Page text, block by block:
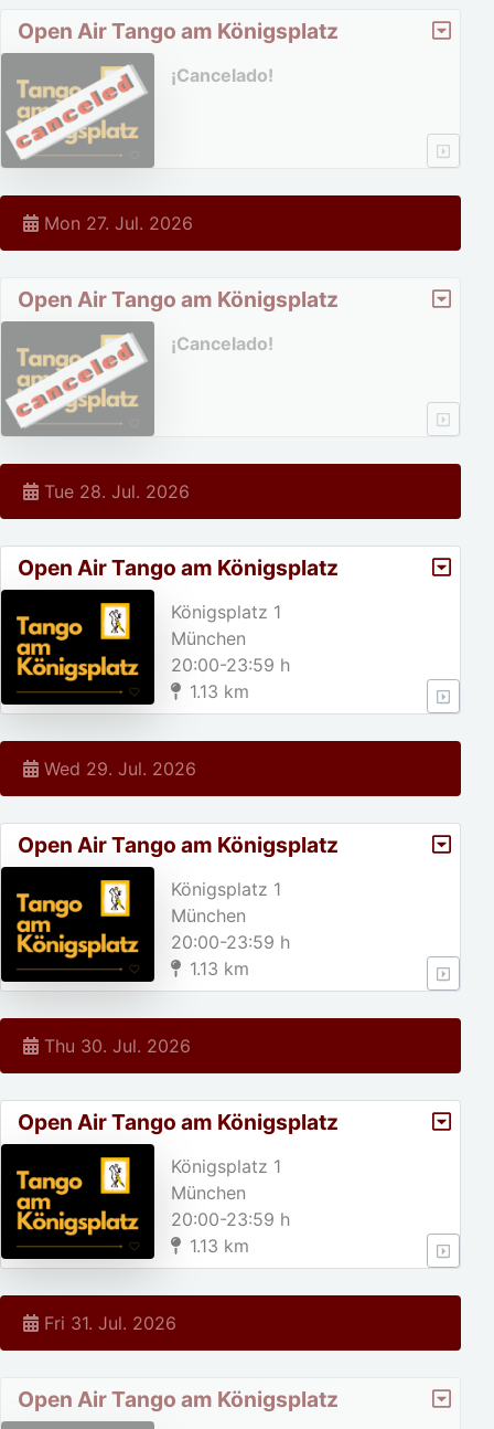
Open Air Tango am Königsplatz
¡Cancelado!
Mon 27. Jul. 2026
Open Air Tango am Königsplatz
¡Cancelado!
Tue 28. Jul. 2026
Open Air Tango am Königsplatz
Königsplatz 1
München
20:00-23:59 h
1.13 km
Wed 29. Jul. 2026
Open Air Tango am Königsplatz
Königsplatz 1
München
20:00-23:59 h
1.13 km
Thu 30. Jul. 2026
Open Air Tango am Königsplatz
Königsplatz 1
München
20:00-23:59 h
1.13 km
Fri 31. Jul. 2026
Open Air Tango am Königsplatz